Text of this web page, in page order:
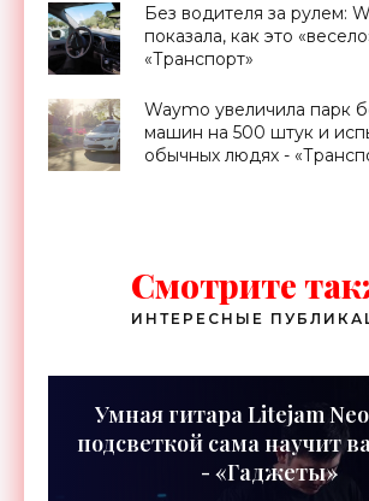
Без водителя за рулем:
показала, как это
«Транспорт»
Waymo увеличила парк
машин на 500 штук и
обычных людях -
Смотрите
ИНТЕРЕСНЫЕ
Умная гитара Litejam Neo
подсветкой сама научит
- «Гаджеты»